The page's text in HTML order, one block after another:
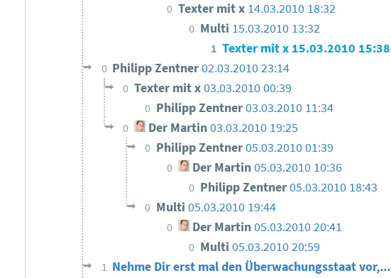
0 Texter mit x 14.03.2010 18:32
0 Multi 15.03.2010 13:32
1 Texter mit x 15.03.2010 15:38
0 Philipp Zentner02.03.2010 23:14
0 Texter mit x03.03.2010 00:39
0 Philipp Zentner03.03.2010 11:34
0 Der Martin03.03.2010 19:25
0 Philipp Zentner05.03.2010 01:39
0 Der Martin05.03.2010 10:36
0 Philipp Zentner05.03.2010 18:43
0 Multi05.03.2010 19:44
0 Der Martin05.03.2010 20:41
0 Multi 05.03.2010 20:59
1 Nehme Dir erst mal den Überwachungsstaat vor,...